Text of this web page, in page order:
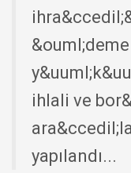
&ouml;deme
ihlali ve
yapılandı...